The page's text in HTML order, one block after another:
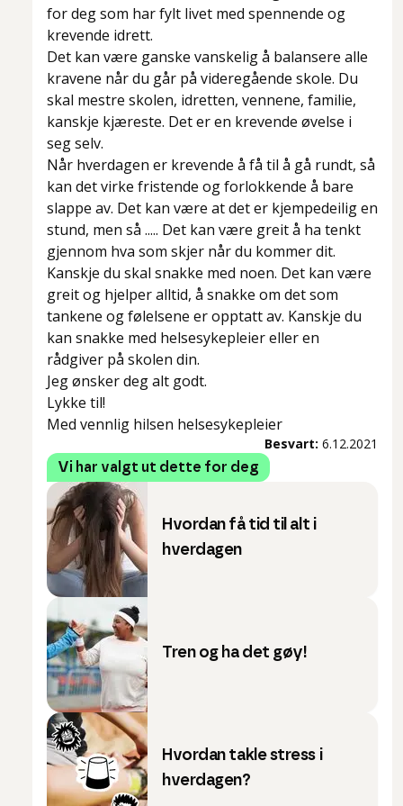
for deg som har fylt livet med spennende og
krevende idrett.
Det kan være ganske vanskelig å balansere alle
kravene når du går på videregående skole. Du
skal mestre skolen, idretten, vennene, familie,
kanskje kjæreste. Det er en krevende øvelse i
seg selv.
Når hverdagen er krevende å få til å gå rundt, så
kan det virke fristende og forlokkende å bare
slappe av. Det kan være at det er kjempedeilig en
stund, men så ..... Det kan være greit å ha tenkt
gjennom hva som skjer når du kommer dit.
Kanskje du skal snakke med noen. Det kan være
greit og hjelper alltid, å snakke om det som
tankene og følelsene er opptatt av. Kanskje du
kan snakke med helsesykepleier eller en
rådgiver på skolen din.
Jeg ønsker deg alt godt.
Lykke til!
Med vennlig hilsen helsesykepleier
Besvart: 6.12.2021
Vi har valgt ut dette for deg
Hvordan få tid til alt i
hverdagen
Tren og ha det gøy!
Hvordan takle stress i
hverdagen?